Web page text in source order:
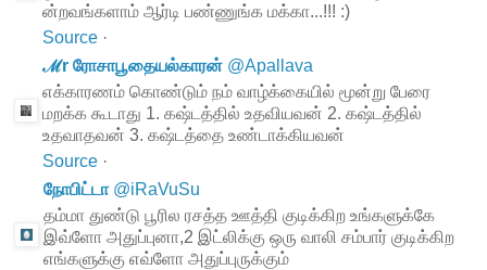
ன்றவங்களாம் ஆர்டி பண்ணுங்க மக்கா...!!! :)
Source ·
ℳr ரோசாபூதையல்காரன் @Apallava
எக்காரணம் கொண்டும் நம் வாழ்க்கையில் மூன்று பேரை
மறக்க கூடாது 1. கஷ்டத்தில் உதவியவன் 2. கஷ்டத்தில்
உதவாதவன் 3. கஷ்டத்தை உண்டாக்கியவன்
Source ·
நோபிட்டா @iRaVuSu
தம்மா துண்டு பூரில ரசத்த ஊத்தி குடிக்கிற உங்களுக்கே
இவ்ளோ அதுப்புனா,2 இட்லிக்கு ஒரு வாலி சம்பார் குடிக்கிற
எங்களுக்கு எவ்ளோ அதுப்புருக்கும்